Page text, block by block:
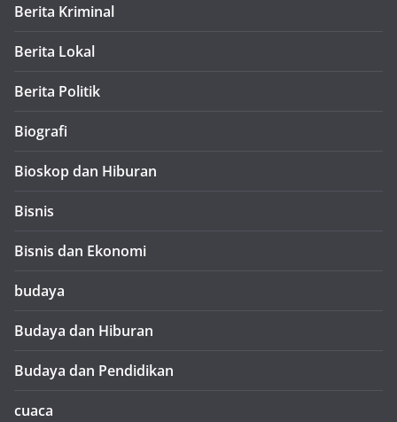
Berita Kriminal
Berita Lokal
Berita Politik
Biografi
Bioskop dan Hiburan
Bisnis
Bisnis dan Ekonomi
budaya
Budaya dan Hiburan
Budaya dan Pendidikan
cuaca